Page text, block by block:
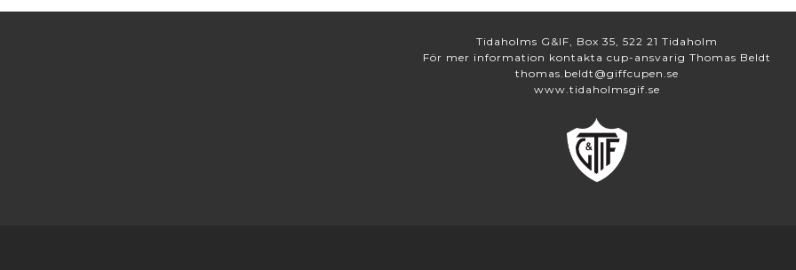
Tidaholms G&IF, Box 35, 522 21 Tidaholm
För mer information kontakta cup-ansvarig Thomas Beldt
thomas.beldt@giffcupen.se
www.tidaholmsgif.se